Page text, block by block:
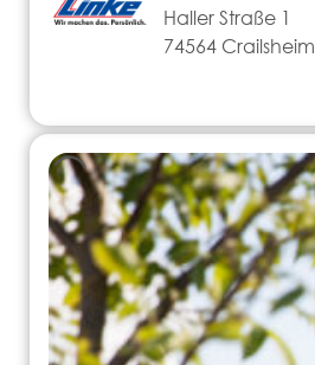
Haller Straße 1
74564 Crailsheim